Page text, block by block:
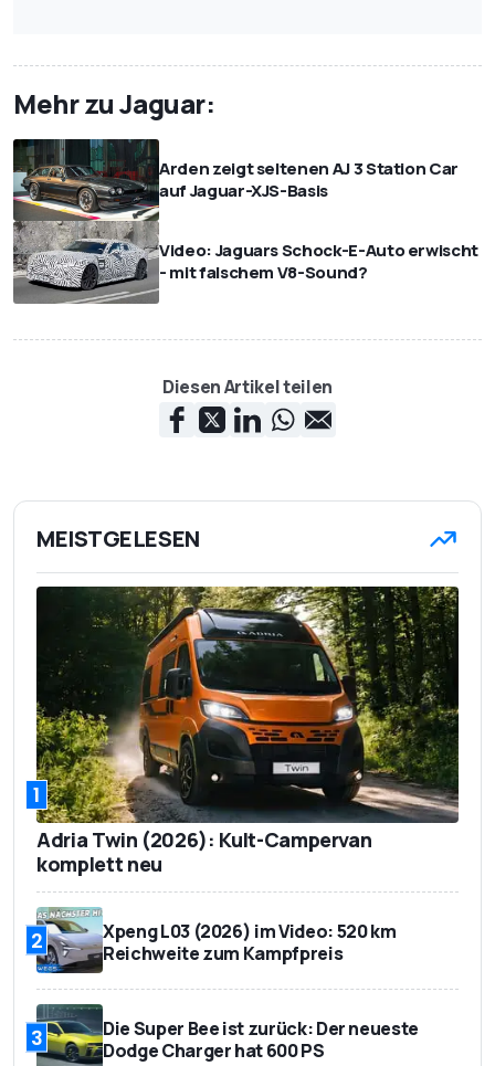
Mehr zu Jaguar:
Arden zeigt seltenen AJ 3 Station Car
auf Jaguar-XJS-Basis
Video: Jaguars Schock-E-Auto erwischt
- mit falschem V8-Sound?
Diesen Artikel teilen
MEISTGELESEN
1
Adria Twin (2026): Kult-Campervan
komplett neu
2
Xpeng L03 (2026) im Video: 520 km
Reichweite zum Kampfpreis
3
Die Super Bee ist zurück: Der neueste
Dodge Charger hat 600 PS